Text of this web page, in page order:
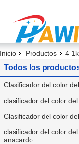
Inicio Productos 4
Todos los
Clasificador del color
clasificador del color
Clasificador del color
clasificador del color del
anacardo